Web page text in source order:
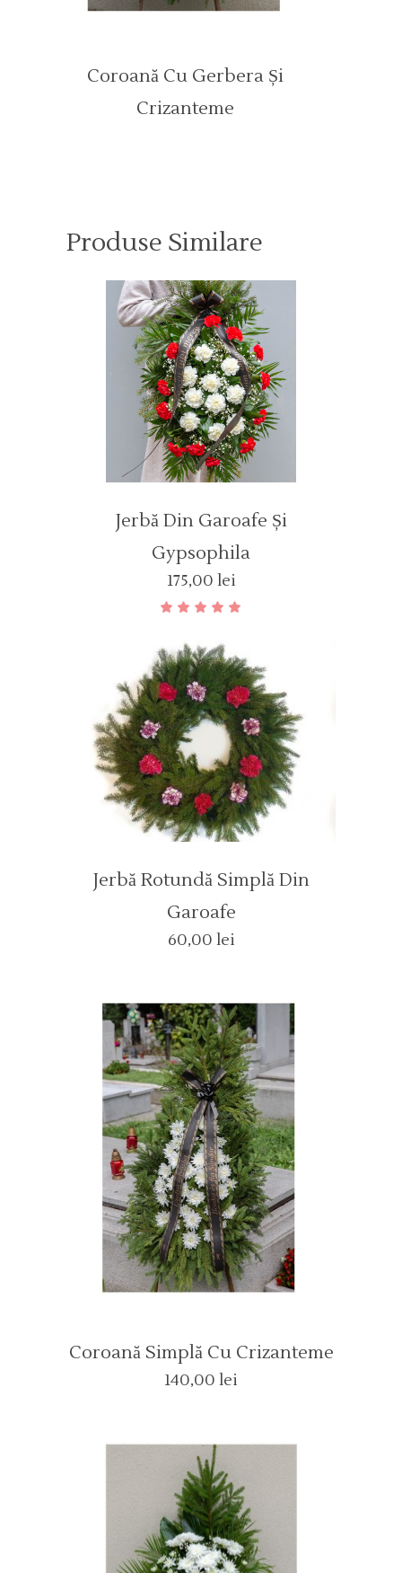
Coroană Cu Gerbera Și
Crizanteme
Produse Similare
Jerbă Din Garoafe Și
Gypsophila
175,00 lei
5.00
din 5
Jerbă Rotundă Simplă Din
Garoafe
60,00 lei
Coroană Simplă Cu Crizanteme
140,00 lei